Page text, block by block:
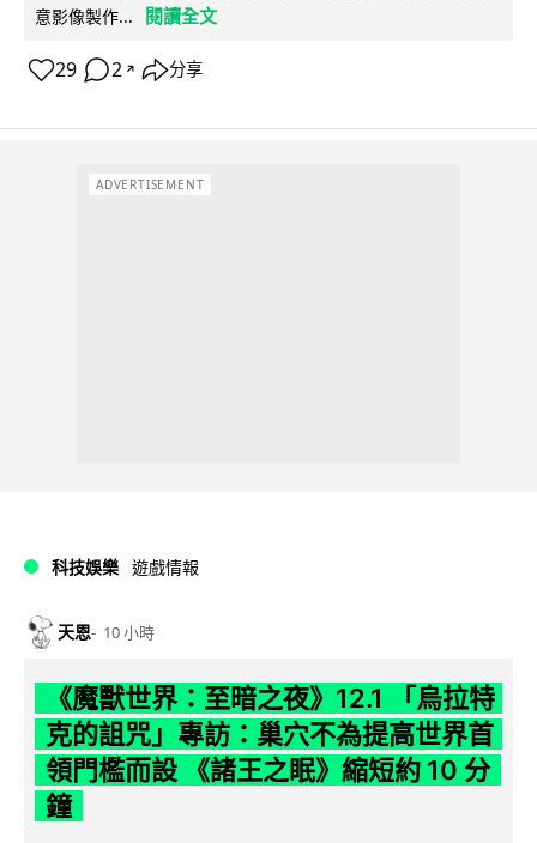
意影像製作...
閱讀全文
29 2 ↗ 分享
ADVERTISEMENT
科技娛樂 遊戲情報
天恩 10 小時
《魔獸世界：至暗之夜》12.1 「烏拉特
克的詛咒」專訪：巢穴不為提高世界首
領門檻而設 《諸王之眠》縮短約 10 分
鐘